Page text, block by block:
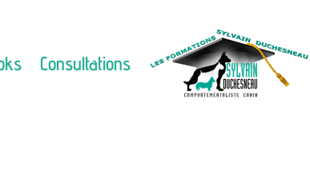
Consultations